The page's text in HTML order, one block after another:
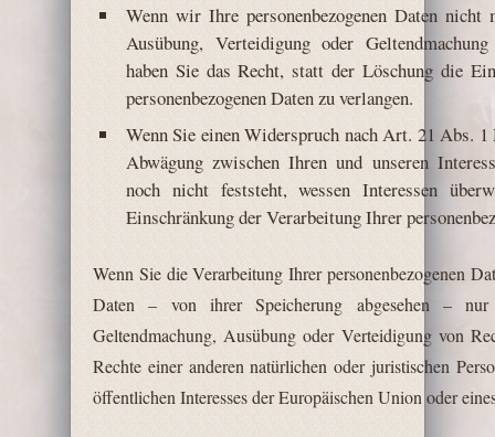
Wenn wir Ihre personenbezogenen Daten
Ausübung, Verteidigung oder
haben Sie das Recht, statt der Löschung die
personenbezogenen Daten zu verlangen.
Wenn Sie einen Widerspruch nach Art. 21 Abs.
Abwägung zwischen Ihren und unseren
noch nicht feststeht, wessen Interessen
Einschränkung der Verarbeitung Ihrer
Wenn Sie die Verarbeitung Ihrer personenbezogenen
Daten – von ihrer Speicherung abgesehen –
Geltendmachung, Ausübung oder Verteidigung von
Rechte einer anderen natürlichen oder juristischen
öffentlichen Interesses der Europäischen Union oder